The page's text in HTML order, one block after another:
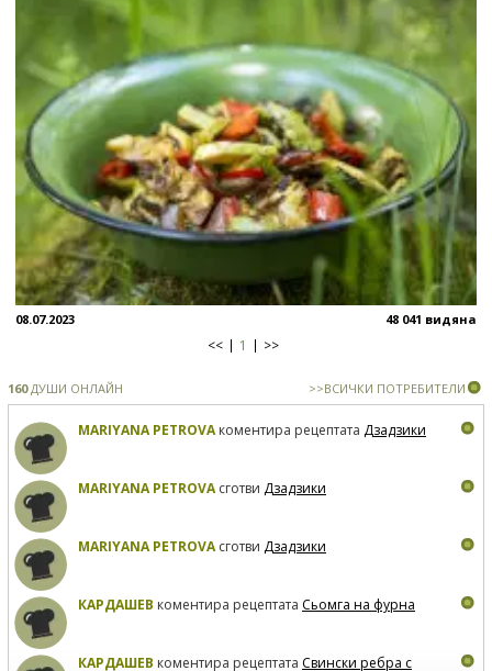
08.07.2023 48 041 видяна
<< 1 >>
160ДУШИ ОНЛАЙН >>ВСИЧКИ ПОТРЕБИТЕЛИ
MARIYANA PETROVAкоментира рецептата Дзадзики
MARIYANA PETROVAсготви Дзадзики
MARIYANA PETROVAсготви Дзадзики
КАРДАШЕВ коментира рецептата Сьомга на фурна
КАРДАШЕВ коментира рецептата Свински ребра с